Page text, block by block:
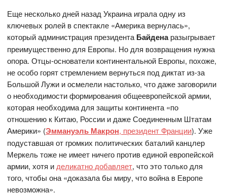
Еще несколько дней назад Украина играла одну из
ключевых ролей в спектакле «Америка вернулась»,
который администрация президента Байденаразыгрывает
преимущественно для Европы. Но для возвращения нужна
опора. Отцы-основатели континентальной Европы, похоже,
не особо горят стремлением вернуться под диктат из-за
Большой Лужи и осмелели настолько, что даже заговорили
о необходимости формирования общеевропейской армии,
которая необходима для защиты континента «по
отношению к Китаю, России и даже Соединенным Штатам
Америки» (Эммануэль Макрон, президент Франции). Уже
подуставшая от громких политических баталий канцлер
Меркель тоже не имеет ничего против единой европейской
армии, хотя и деликатно добавляет, что это только для
того, чтобы она «доказала бы миру, что война в Европе
невозможна».